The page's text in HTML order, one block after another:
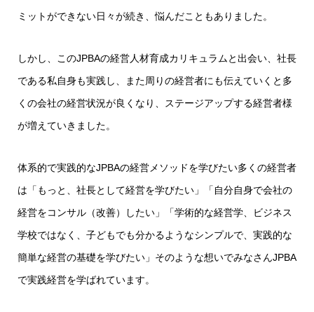
ミットができない日々が続き、悩んだこともありました。
しかし、このJPBAの経営人材育成カリキュラムと出会い、社長
である私自身も実践し、また周りの経営者にも伝えていくと多
くの会社の経営状況が良くなり、ステージアップする経営者様
が増えていきました。
体系的で実践的なJPBAの経営メソッドを学びたい多くの経営者
は「もっと、社長として経営を学びたい」「自分自身で会社の
経営をコンサル（改善）したい」「学術的な経営学、ビジネス
学校ではなく、子どもでも分かるようなシンプルで、実践的な
簡単な経営の基礎を学びたい」そのような想いでみなさんJPBA
で実践経営を学ばれています。